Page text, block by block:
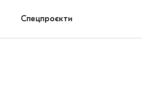
Спецпроєкти